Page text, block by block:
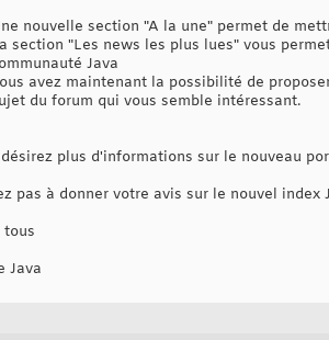
nouvelle section "A la une" permet de
section "Les news les plus lues" vous
Java
avez maintenant la possibilité de
du forum qui vous semble intéressant.
désirez plus d'informations sur le nouveau
pas à donner votre avis sur le nouvel index
tous
Java